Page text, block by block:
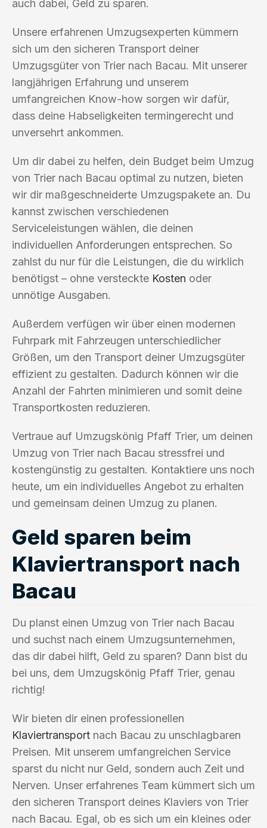
auch dabei, Geld zu sparen.
Unsere erfahrenen Umzugsexperten kümmern
sich um den sicheren Transport deiner
Umzugsgüter von Trier nach Bacau. Mit unserer
langjährigen Erfahrung und unserem
umfangreichen Know-how sorgen wir dafür,
dass deine Habseligkeiten termingerecht und
unversehrt ankommen.
Um dir dabei zu helfen, dein Budget beim Umzug
von Trier nach Bacau optimal zu nutzen, bieten
wir dir maßgeschneiderte Umzugspakete an. Du
kannst zwischen verschiedenen
Serviceleistungen wählen, die deinen
individuellen Anforderungen entsprechen. So
zahlst du nur für die Leistungen, die du wirklich
benötigst – ohne versteckte Kosten oder
unnötige Ausgaben.
Außerdem verfügen wir über einen modernen
Fuhrpark mit Fahrzeugen unterschiedlicher
Größen, um den Transport deiner Umzugsgüter
effizient zu gestalten. Dadurch können wir die
Anzahl der Fahrten minimieren und somit deine
Transportkosten reduzieren.
Vertraue auf Umzugskönig Pfaff Trier, um deinen
Umzug von Trier nach Bacau stressfrei und
kostengünstig zu gestalten. Kontaktiere uns noch
heute, um ein individuelles Angebot zu erhalten
und gemeinsam deinen Umzug zu planen.
Geld sparen beim
Klaviertransport nach
Bacau
Du planst einen Umzug von Trier nach Bacau
und suchst nach einem Umzugsunternehmen,
das dir dabei hilft, Geld zu sparen? Dann bist du
bei uns, dem Umzugskönig Pfaff Trier, genau
richtig!
Wir bieten dir einen professionellen
Klaviertransport nach Bacau zu unschlagbaren
Preisen. Mit unserem umfangreichen Service
sparst du nicht nur Geld, sondern auch Zeit und
Nerven. Unser erfahrenes Team kümmert sich um
den sicheren Transport deines Klaviers von Trier
nach Bacau. Egal, ob es sich um ein kleines oder